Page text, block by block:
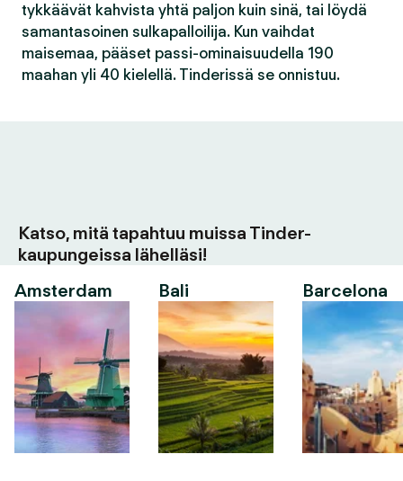
tykkäävät kahvista yhtä paljon kuin sinä, tai löydä
samantasoinen sulkapalloilija. Kun vaihdat
maisemaa, pääset passi-ominaisuudella 190
maahan yli 40 kielellä. Tinderissä se onnistuu.
Katso, mitä tapahtuu muissa Tinder-
kaupungeissa lähelläsi!
Amsterdam
Bali Barcelona